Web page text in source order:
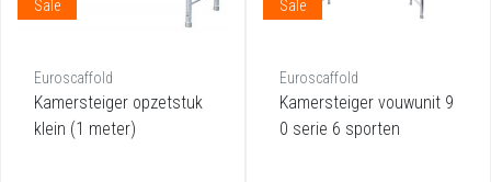
Sale
Euroscaffold
Kamersteiger opzetstuk
klein (1 meter)
Sale
Euroscaffold
Kamersteiger vouwunit 9
0 serie 6 sporten